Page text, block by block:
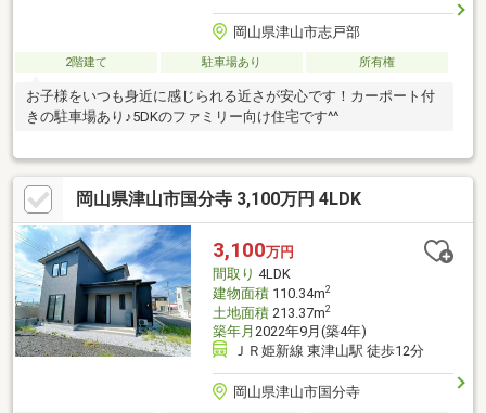
岡山県津山市志戸部
2階建て 駐車場あり 所有権
お子様をいつも身近に感じられる近さが安心です！カーポート付
きの駐車場あり♪5DKのファミリー向け住宅です^^
岡山県津山市国分寺 3,100万円 4LDK
3,100万円
間取り 4LDK
建物面積110.34m2
土地面積213.37m2
築年月 2022年9月(築4年)
ＪＲ姫新線 東津山駅 徒歩12分
岡山県津山市国分寺